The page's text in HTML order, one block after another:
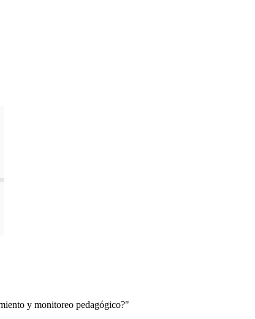
y monitoreo pedagógico?"